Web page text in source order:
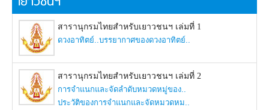
สารานุกรมไทยสำหรับเยาวชนฯ เล่มที่ 1
ดวงอาทิตย์.. บรรยากาศของดวงอาทิตย์..
สารานุกรมไทยสำหรับเยาวชนฯ เล่มที่ 2
การจำแนกและจัดลำดับหมวดหมู่ของ..
ประวัติของการจำแนกและจัดหมวดหม..